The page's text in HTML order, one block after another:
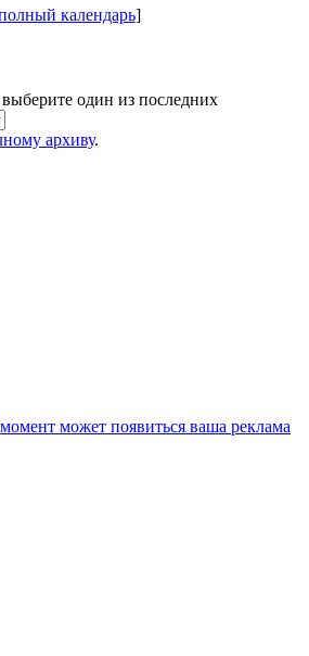
календарь]
один из последних
архиву.
может появиться ваша реклама